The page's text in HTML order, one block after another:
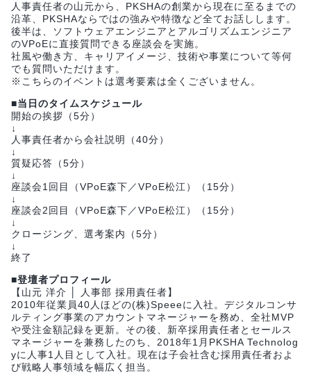
人事責任者の山元から、PKSHAの創業から現在に至るまでの
沿革、PKSHAならではの強みや特徴など全てお話しします。
後半は、ソフトウェアエンジニアとアルゴリズムエンジニア
のVPoEに直接質問できる座談会を実施。
社風や働き方、キャリアイメージ、技術や事業について等何
でも質問いただけます。
※こちらのイベントは選考要素は全くございません。
■当日のタイムスケジュール
開始の挨拶（5分）
↓
人事責任者から会社説明（40分）
↓
質疑応答（5分）
↓
座談会1回目（VPoE森下／VPoE松江）（15分）
↓
座談会2回目（VPoE森下／VPoE松江）（15分）
↓
クロージング、選考案内（5分）
↓
終了
■登壇者プロフィール
【山元 洋介 │ 人事部 採用責任者】
2010年従業員40人ほどの(株)Speeeに入社。デジタルコンサ
ルティング事業のアカウントマネージャーを務め、全社MVP
や受注金額記録を更新。その後、新卒採用責任者とセールス
マネージャーを兼務したのち、2018年1月PKSHA Technolog
yに人事1人目として入社。現在は子会社含む採用責任者およ
び戦略人事領域を幅広く担当。